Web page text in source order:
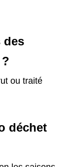
des
ou traité
déchet